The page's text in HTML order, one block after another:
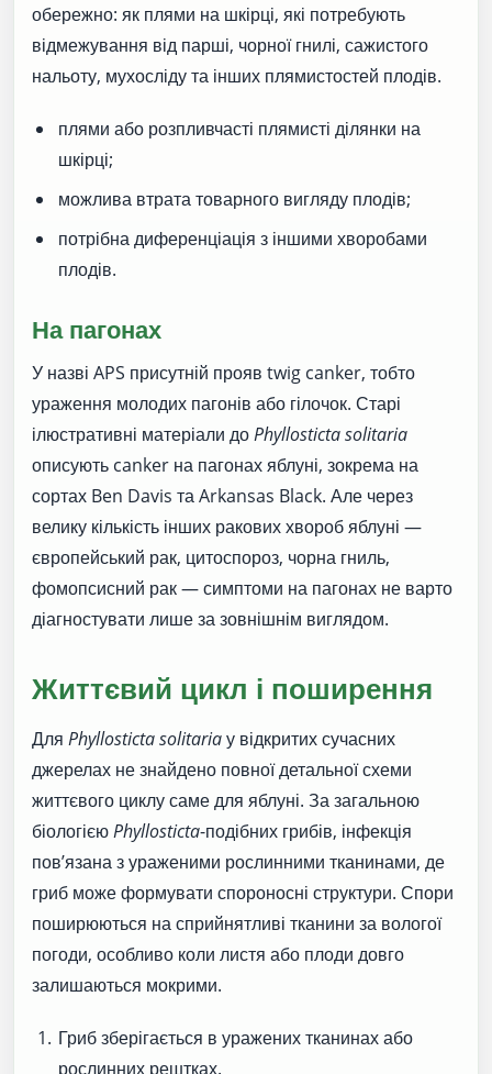
обережно: як плями на шкірці, які потребують
відмежування від парші, чорної гнилі, сажистого
нальоту, мухосліду та інших плямистостей плодів.
плями або розпливчасті плямисті ділянки на
шкірці;
можлива втрата товарного вигляду плодів;
потрібна диференціація з іншими хворобами
плодів.
На пагонах
У назві APS присутній прояв twig canker, тобто
ураження молодих пагонів або гілочок. Старі
ілюстративні матеріали доPhyllosticta solitaria
описують canker на пагонах яблуні, зокрема на
сортах Ben Davis та Arkansas Black. Але через
велику кількість інших ракових хвороб яблуні —
європейський рак, цитоспороз, чорна гниль,
фомопсисний рак — симптоми на пагонах не варто
діагностувати лише за зовнішнім виглядом.
Життєвий цикл і поширення
Для Phyllosticta solitariaу відкритих сучасних
джерелах не знайдено повної детальної схеми
життєвого циклу саме для яблуні. За загальною
біологієюPhyllosticta-подібних грибів, інфекція
пов’язана з ураженими рослинними тканинами, де
гриб може формувати спороносні структури. Спори
поширюються на сприйнятливі тканини за вологої
погоди, особливо коли листя або плоди довго
залишаються мокрими.
Гриб зберігається в уражених тканинах або
рослинних рештках.